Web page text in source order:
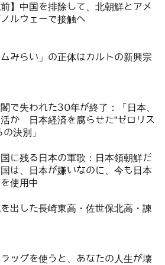
前】中国を排除して、北朝鮮とアメ
ルウェーで接触へ
ムみらい」の正体はカルトの新興宗
で失われた30年が終了：「日本、
か 日本経済を腐らせた“ゼロリス
の決別」
に残る日本の軍歌：日本領朝鮮だ
は、日本が嫌いなのに、今も日本
使用中
出した長崎東高・佐世保北高・諫
ッグを使うと、あなたの人生が壊